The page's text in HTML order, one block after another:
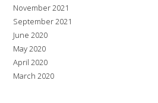
November 2021
September 2021
June 2020
May 2020
April 2020
March 2020